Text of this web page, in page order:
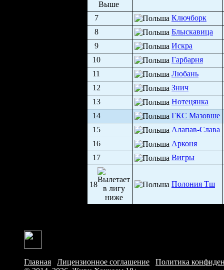
7
Ключборк
8
Блыскавица
9
Искра
10
Гарбарня
11
Любань
12
Знич
13
Нотецянка
14
ГКС Мазовше
15
Алапав-Слава
16
Арконя
17
Вигры
18 Полония Тш
Главная Лицензионное соглашение
Политика